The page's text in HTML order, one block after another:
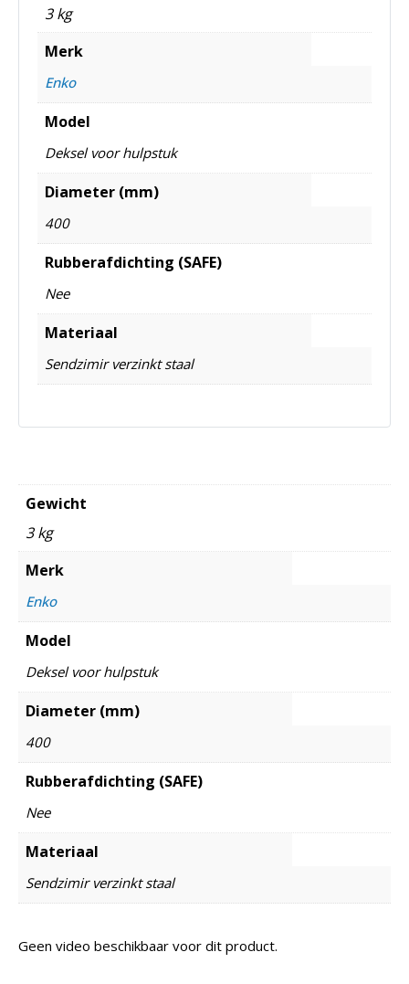
3 kg
Merk
Enko
Model
Deksel voor hulpstuk
Diameter (mm)
400
Rubberafdichting (SAFE)
Nee
Materiaal
Sendzimir verzinkt staal
Gewicht
3 kg
Merk
Enko
Model
Deksel voor hulpstuk
Diameter (mm)
400
Rubberafdichting (SAFE)
Nee
Materiaal
Sendzimir verzinkt staal
Geen video beschikbaar voor dit product.